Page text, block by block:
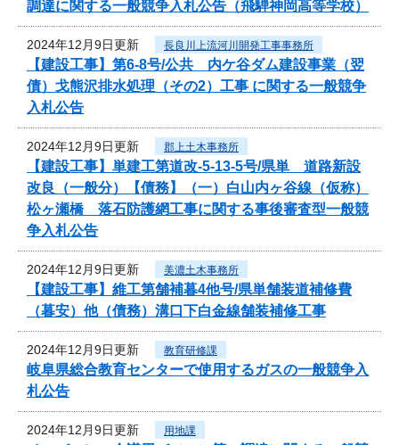
調達に関する一般競争入札公告（飛騨神岡高等学校）
2024年12月9日更新 長良川上流河川開発工事事務所
【建設工事】第6-8号/公共 内ケ谷ダム建設事業（翌
債）戈熊沢排水処理（その2）工事 に関する一般競争
入札公告
2024年12月9日更新 郡上土木事務所
【建設工事】単建工第道改-5-13-5号/県単 道路新設
改良（一般分）【債務】（一）白山内ヶ谷線（仮称）
松ヶ瀬橋 落石防護網工事に関する事後審査型一般競
争入札公告
2024年12月9日更新 美濃土木事務所
【建設工事】維工第舗補暮4他号/県単舗装道補修費
（暮安）他（債務）溝口下白金線舗装補修工事
2024年12月9日更新 教育研修課
岐阜県総合教育センターで使用するガスの一般競争入
札公告
2024年12月9日更新 用地課